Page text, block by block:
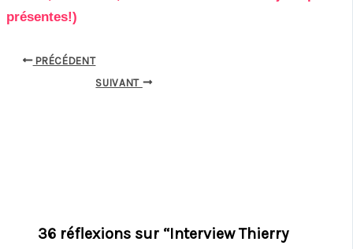
présentes!)
PRÉCÉDENT
SUIVANT
36 réflexions sur “Interview Thierry